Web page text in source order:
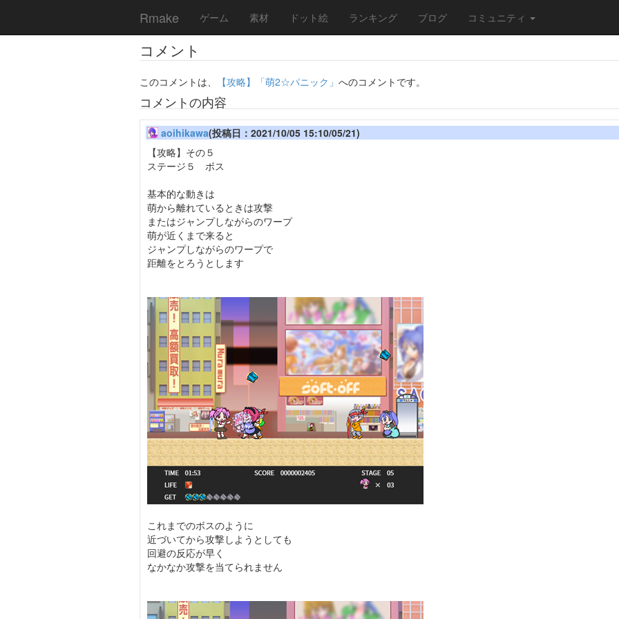
Rmake ゲーム 素材 ドット絵 ランキング ブログ コミュニティ
コメント
このコメントは、 【攻略】「萌2☆パニック」 へのコメントです。
コメントの内容
aoihikawa(投稿日：2021/10/05 15:10/05/21)
【攻略】その５
ステージ５ ボス
基本的な動きは
萌から離れているときは攻撃
またはジャンプしながらのワープ
萌が近くまで来ると
ジャンプしながらのワープで
距離をとろうとします
これまでのボスのように
近づいてから攻撃しようとしても
回避の反応が早く
なかなか攻撃を当てられません